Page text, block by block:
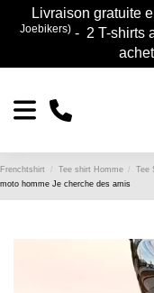
Livraison gratuite
Joebikers) - 2 T-shirts
Frenchtshirt Tee shirt Homme Tee
moto homme Je cherche des amis